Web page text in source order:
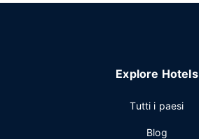
Explore Hotels
Tutti i paesi
Blog